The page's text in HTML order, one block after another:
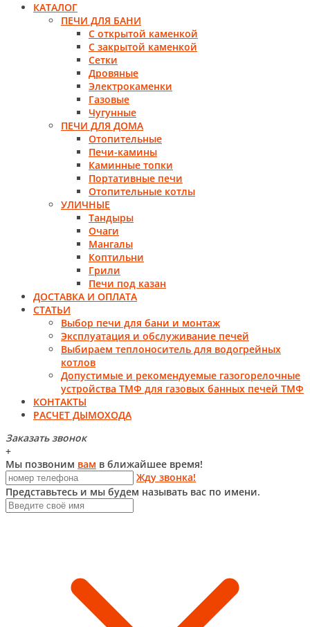
КАТАЛОГ
ПЕЧИ ДЛЯ БАНИ
С открытой каменкой
С закрытой каменкой
Сетки
Дровяные
Электрокаменки
Газовые
Чугунные
ПЕЧИ ДЛЯ ДОМА
Отопительные
Печи-камины
Каминные топки
Портативные печи
Отопительные котлы
УЛИЧНЫЕ
Тандыры
Очаги
Мангалы
Коптильни
Грили
Печи под казан
ДОСТАВКА И ОПЛАТА
СТАТЬИ
Выбор печи для бани и монтаж
Эксплуатация и обслуживание печей
Выбираем теплоноситель для водогрейных
котлов
Допустимые и рекомендуемые газогорелочные
устройства ТМФ для газовых банных печей ТМФ
КОНТАКТЫ
РАСЧЕТ ДЫМОХОДА
Заказать звонок
+
Мы позвоним вам в ближайшее время!
Жду звонка!
Представьтесь и мы будем называть вас по имени.